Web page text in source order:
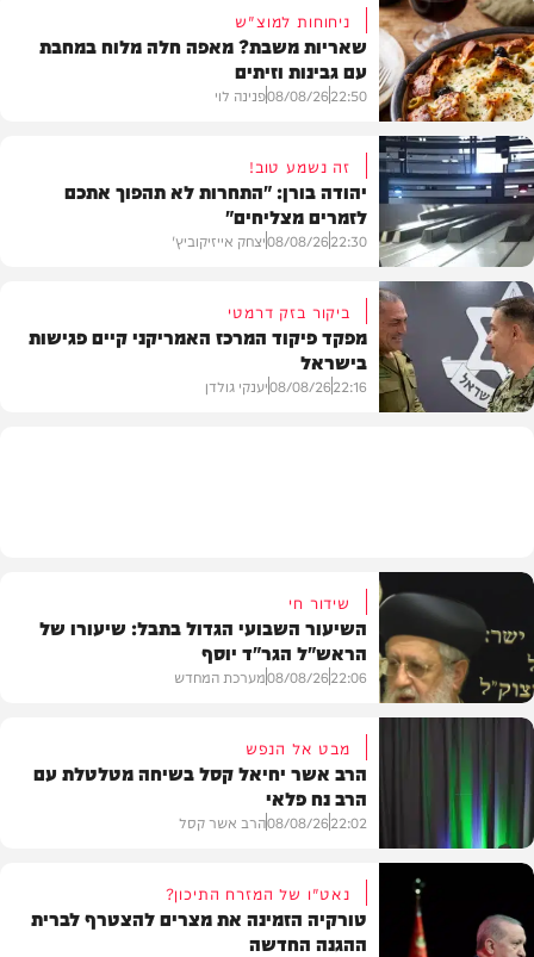
מתכונים
ניחוחות למוצ"ש
שאריות משבת? מאפה חלה מלוח במחבת
עם גבינות וזיתים
22:50
08/08/26פנינה לוי
חדשות
זה נשמע טוב!
יהודה בורן: "התחרות לא תהפוך אתכם
לזמרים מצליחים"
22:30
08/08/26יצחק אייזיקוביץ'
ביקור בזק דרמטי
מפקד פיקוד המרכז האמריקני קיים פגישות
בישראל
22:16
08/08/26יענקי גולדן
וידאו
שידור חי
השיעור השבועי הגדול בתבל: שיעורו של
הראש"ל הגר"ד יוסף
22:06
08/08/26מערכת המחדש
חדשות
מבט אל הנפש
הרב אשר יחיאל קסל בשיחה מטלטלת עם
הרב נח פלאי
22:02
08/08/26הרב אשר קסל
נאט"ו של המזרח התיכון?
טורקיה הזמינה את מצרים להצטרף לברית
ההגנה החדשה